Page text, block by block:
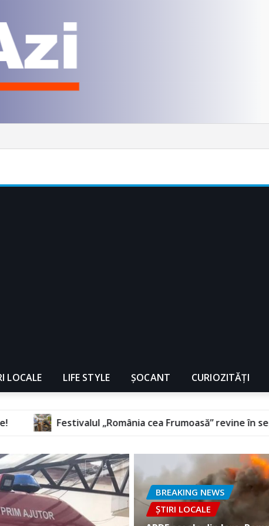
LOCALE LIFE STYLE ȘOCANT CURIOZITĂȚI
cea Frumoasă” revine în septembrie, la Florești
BREAKING NEWS
ȘTIRI LOCALE